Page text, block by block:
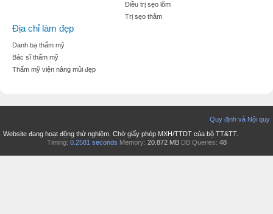
Điều trị sẹo lõm
Trị sẹo thâm
Địa chỉ làm đẹp
Danh bạ thẩm mỹ
Bác sĩ thẩm mỹ
Thẩm mỹ viện nâng mũi đẹp
Quy định và Nội quy
Website đang hoạt động thử nghiệm. Chờ giấy phép MXH/TTDT của bộ TT&TT.
Timing: 0.2581 seconds Memory: 20.872 MB DB Queries: 48